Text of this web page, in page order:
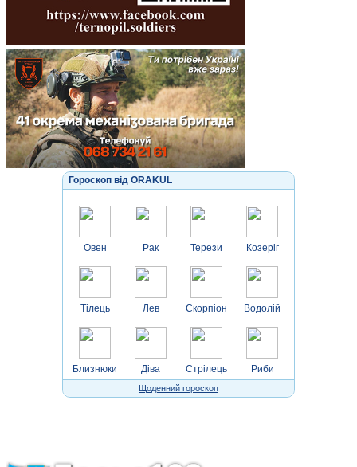
Гороскоп від ORAKUL
Овен
Тілець
Близнюки
Рак
Лев
Діва
Терези
Скорпіон
Стрілець
Козеріг
Водолій
Риби
Щоденний гороскоп